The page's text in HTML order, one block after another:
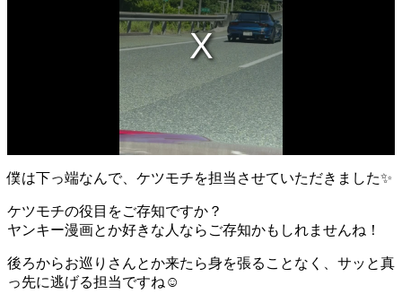
僕は下っ端なんで、ケツモチを担当させていただきました✨
ケツモチの役目をご存知ですか？
ヤンキー漫画とか好きな人ならご存知かもしれませんね！
後ろからお巡りさんとか来たら身を張ることなく、サッと真
っ先に逃げる担当ですね☺️